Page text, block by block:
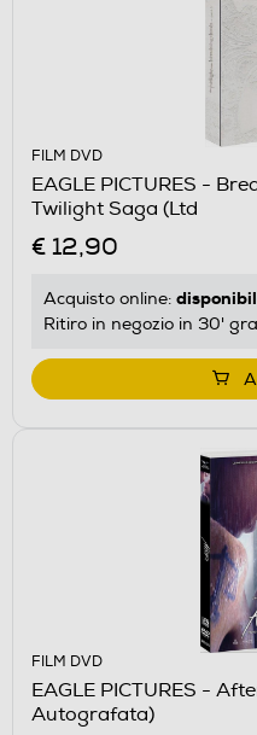
FILM DVD
EAGLE PICTURES -
Twilight Saga (Ltd
€ 12,90
Acquisto online:
Ritiro in negozio in 30'
FILM DVD
EAGLE PICTURES -
Autografata)